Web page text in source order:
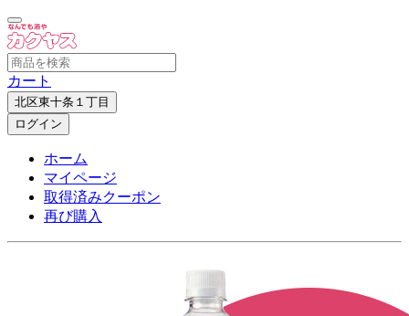
カート
北区東十条１丁目
ログイン
ホーム
マイページ
取得済みクーポン
再び購入